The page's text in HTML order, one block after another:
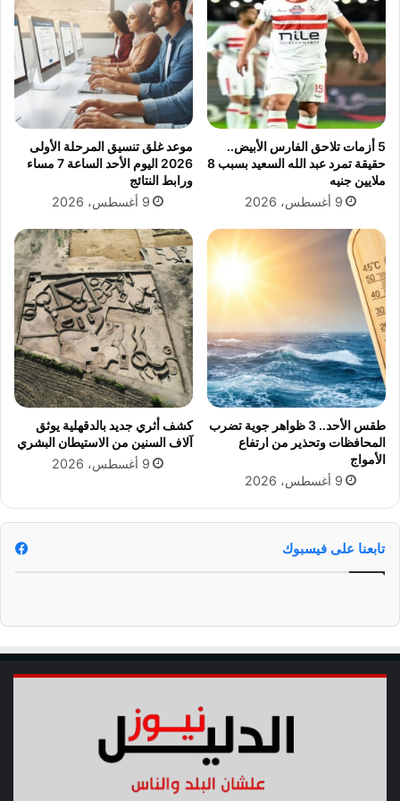
ظ
ا
ر
ف
ي
أ
ح
د
ث
ظ
و
ر
ل
ه
ا
(
ص
و
ر
)
د
و
ا
ئ
ر
ا
م
ت
ك
م
ل
ة
ف
ي
ق
ا
ن
و
ن
ل
م
ي
ة
ا
ر
ة
(
5 أزمات تلاحق الفارس الأبيض..
حقيقة تمرد عبد الله السعيد بسبب 8
ملايين جنيه
9 أغسطس، 2026
موعد غلق تنسيق المرحلة الأولى
2026 اليوم الأحد الساعة 7 مساء
ورابط النتائج
9 أغسطس، 2026
طقس الأحد.. 3 ظواهر جوية تضرب
المحافظات وتحذير من ارتفاع
الأمواج
9 أغسطس، 2026
كشف أثري جديد بالدقهلية يوثق
آلاف السنين من الاستيطان البشري
9 أغسطس، 2026
تابعنا على فيسبوك